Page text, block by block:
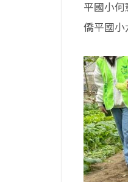
平國小
僑平國小